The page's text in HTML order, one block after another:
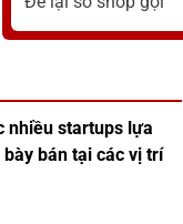
nhiều startups lựa
bán tại các vị trí